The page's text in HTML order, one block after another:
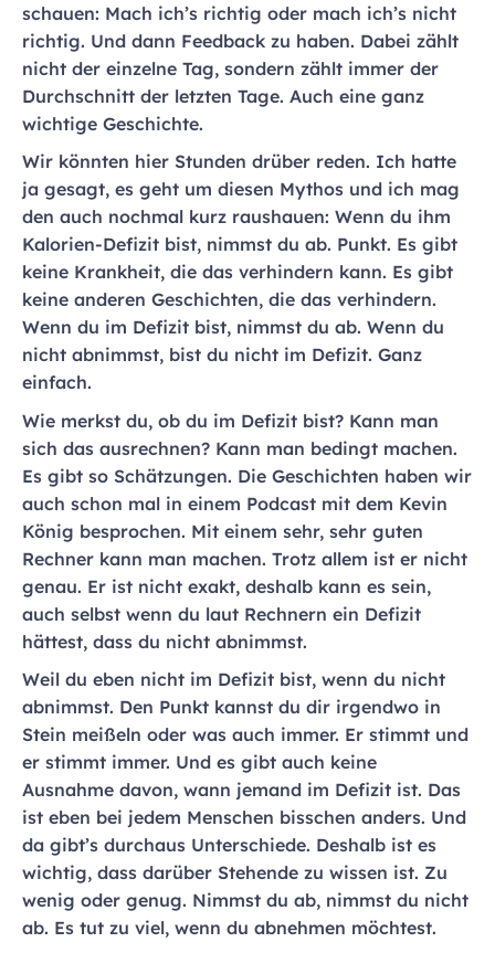
schauen: Mach ich’s richtig oder mach ich’s nicht
richtig. Und dann Feedback zu haben. Dabei zählt
nicht der einzelne Tag, sondern zählt immer der
Durchschnitt der letzten Tage. Auch eine ganz
wichtige Geschichte.
Wir könnten hier Stunden drüber reden. Ich hatte
ja gesagt, es geht um diesen Mythos und ich mag
den auch nochmal kurz raushauen: Wenn du ihm
Kalorien-Defizit bist, nimmst du ab. Punkt. Es gibt
keine Krankheit, die das verhindern kann. Es gibt
keine anderen Geschichten, die das verhindern.
Wenn du im Defizit bist, nimmst du ab. Wenn du
nicht abnimmst, bist du nicht im Defizit. Ganz
einfach.
Wie merkst du, ob du im Defizit bist? Kann man
sich das ausrechnen? Kann man bedingt machen.
Es gibt so Schätzungen. Die Geschichten haben wir
auch schon mal in einem Podcast mit dem Kevin
König besprochen. Mit einem sehr, sehr guten
Rechner kann man machen. Trotz allem ist er nicht
genau. Er ist nicht exakt, deshalb kann es sein,
auch selbst wenn du laut Rechnern ein Defizit
hättest, dass du nicht abnimmst.
Weil du eben nicht im Defizit bist, wenn du nicht
abnimmst. Den Punkt kannst du dir irgendwo in
Stein meißeln oder was auch immer. Er stimmt und
er stimmt immer. Und es gibt auch keine
Ausnahme davon, wann jemand im Defizit ist. Das
ist eben bei jedem Menschen bisschen anders. Und
da gibt’s durchaus Unterschiede. Deshalb ist es
wichtig, dass darüber Stehende zu wissen ist. Zu
wenig oder genug. Nimmst du ab, nimmst du nicht
ab. Es tut zu viel, wenn du abnehmen möchtest.